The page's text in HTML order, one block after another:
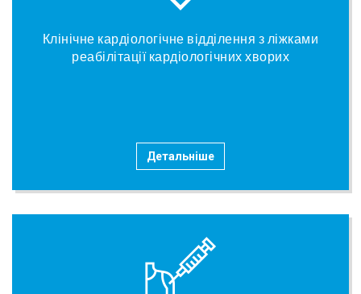
Клінічне кардіологічне відділення з ліжками
реабілітації кардіологічних хворих
Детальніше